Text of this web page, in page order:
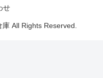
せ
All Rights Reserved.